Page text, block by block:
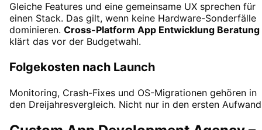
Gleiche Features und eine gemeinsame UX sprechen für
einen Stack. Das gilt, wenn keine Hardware-Sonderfälle
dominieren. Cross-Platform App Entwicklung Beratung
klärt das vor der Budgetwahl.
Folgekosten nach Launch
Monitoring, Crash-Fixes und OS-Migrationen gehören in
den Dreijahresvergleich. Nicht nur in den ersten